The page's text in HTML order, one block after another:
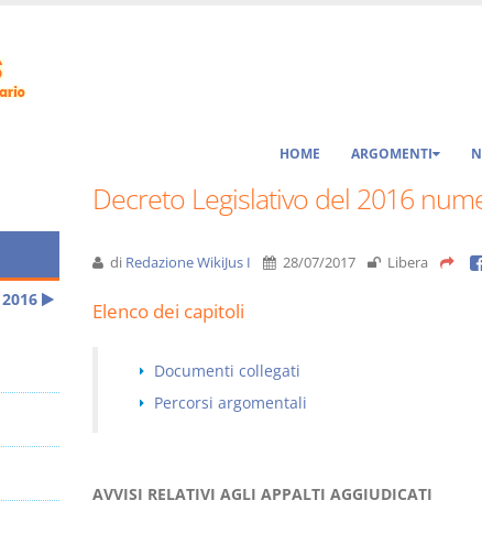
HOME ARGOMENTI
Decreto Legislativo del 2016
di Redazione WikiJus I 28/07/2017 Libera
Elenco dei capitoli
Documenti collegati
Percorsi argomentali
AVVISI RELATIVI AGLI APPALTI AGGIUDICATI
2016